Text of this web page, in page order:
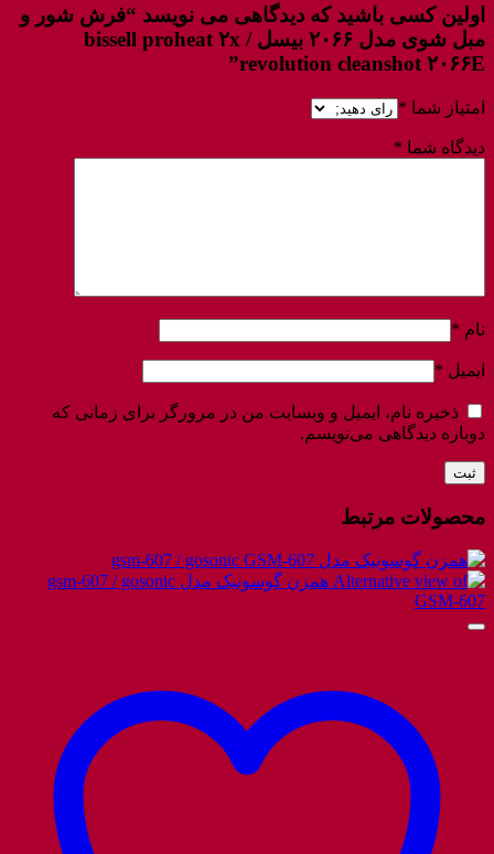
اولین کسی باشید که دیدگاهی می نویسد “فرش شور و
مبل شوی مدل ۲۰۶۶ بیسل / bissell proheat ۲x
revolution cleanshot ۲۰۶۶E”
امتیاز شما *
دیدگاه شما *
نام *
ایمیل *
ذخیره نام، ایمیل و وبسایت من در مرورگر برای زمانی که
دوباره دیدگاهی می‌نویسم.
محصولات مرتبط